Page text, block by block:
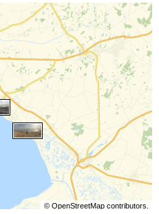
© OpenStreetMapcontributors.